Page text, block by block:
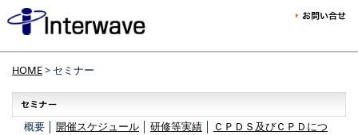
HOME> セミナー
概要 │ 開催スケジュール 研修等実績
ＣＰＤＳ及びＣＰＤにつ